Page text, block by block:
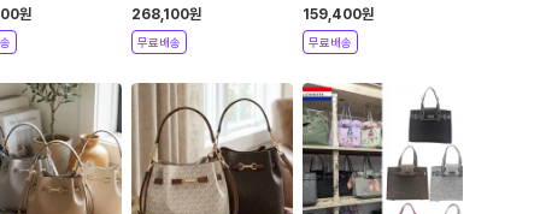
레더 토트백 겸 숄
죽 데일리 크로스 가
원
사첼 스몰 MK 로고 토트백 겸
숄더백 데일리 크로스 가방
268,100원
무료배송
사첼 스몰 소가죽 레더 토트백
겸 숄더백 데일리 크로스 가방
159,400원
무료배송